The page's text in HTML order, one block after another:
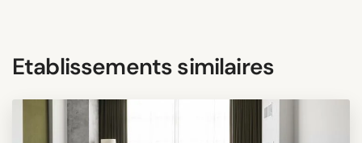
Etablissements similaires